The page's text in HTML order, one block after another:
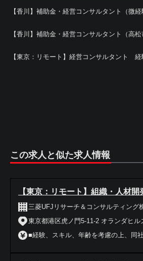
【香川】補助金・経営コンサルタント（微経
【香川】補助金・経営コンサルタント（高松
【東京：リモート】経営コンサルタント 経
この求人と似た求人情報
【東京：リモート】組織・人材開
三菱UFJリサーチ＆コンサルティング
東京都港区虎ノ門5-11-2 オランダヒル
■経験、スキル、年齢を考慮の上、同